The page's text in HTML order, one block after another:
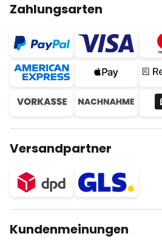
Zahlungsarten
Versandpartner
Kundenmeinungen